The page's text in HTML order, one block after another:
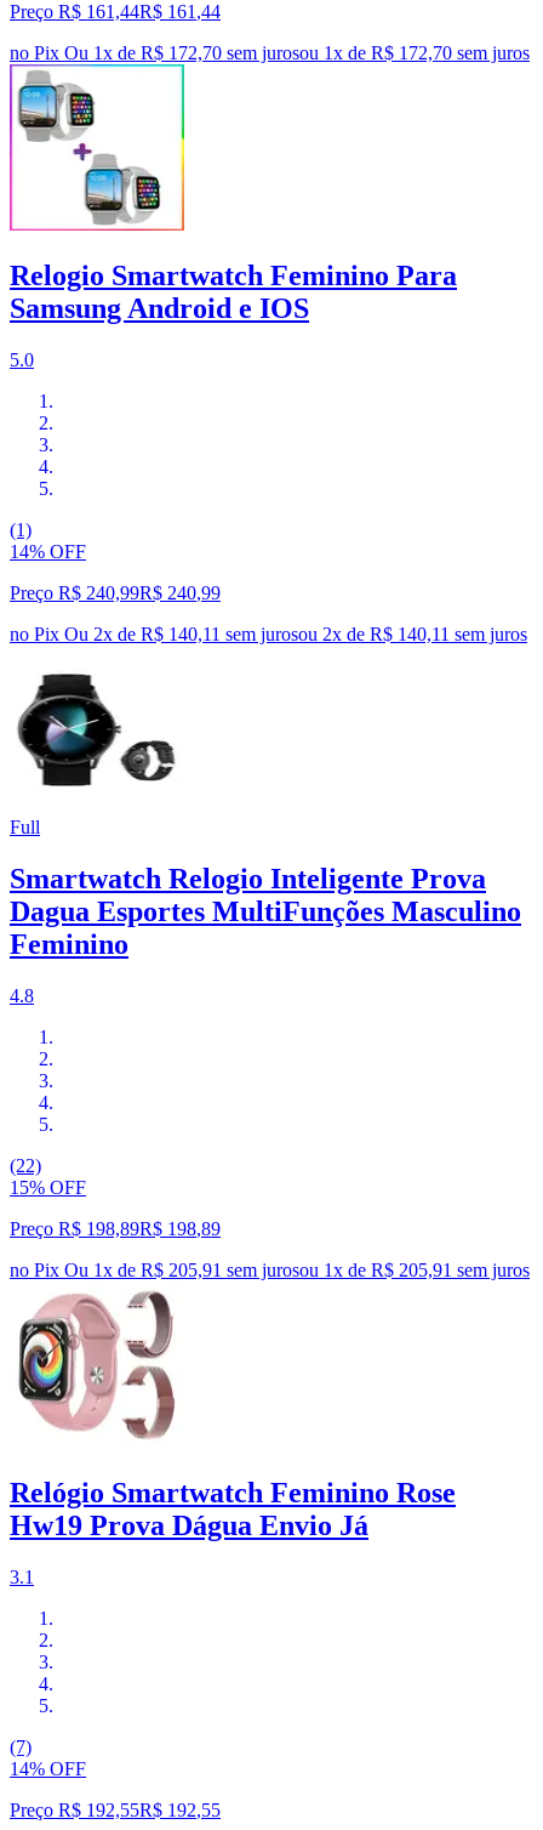
Preço R$ 161,44R$ 161 ,44
no Pix Ou 1x de R$ 172,70 sem jurosou 1x de R$ 172,70 sem juros
Relogio Smartwatch Feminino Para
Samsung Android e IOS
5.0
(1)
14% OFF
Preço R$ 240,99R$ 240,99
no Pix Ou 2x de R$ 140,11 sem jurosou 2x de R$ 140,11 sem juros
Full
Smartwatch Relogio Inteligente Prova
Dagua Esportes MultiFunções Masculino
Feminino
4.8
(22)
15% OFF
Preço R$ 198,89R$ 198,89
no Pix Ou 1x de R$ 205,91 sem jurosou 1x de R$ 205,91 sem juros
Relógio Smartwatch Feminino Rose
Hw19 Prova Dágua Envio Já
3.1
(7)
14% OFF
Preço R$ 192,55R$ 192,55